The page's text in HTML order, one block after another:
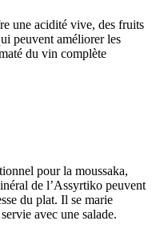
une acidité vive, des fruits
peuvent améliorer les
du vin complète
pour la moussaka,
de l’Assyrtiko peuvent
du plat. Il se marie
avec une salade.